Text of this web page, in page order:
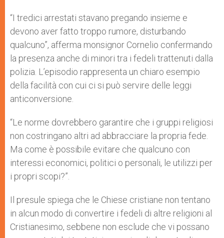
“I tredici arrestati stavano pregando insieme e
devono aver fatto troppo rumore, disturbando
qualcuno”, afferma monsignor Cornelio confermando
la presenza anche di minori tra i fedeli trattenuti dalla
polizia. L’episodio rappresenta un chiaro esempio
della facilità con cui ci si può servire delle leggi
anticonversione.
“Le norme dovrebbero garantire che i gruppi religiosi
non costringano altri ad abbracciare la propria fede.
Ma come è possibile evitare che qualcuno con
interessi economici, politici o personali, le utilizzi per
i propri scopi?”.
Il presule spiega che le Chiese cristiane non tentano
in alcun modo di convertire i fedeli di altre religioni al
Cristianesimo, sebbene non esclude che vi possano